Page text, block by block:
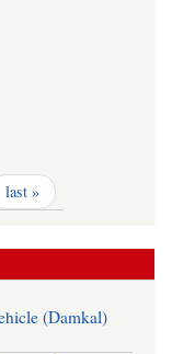
last »
(Damkal)